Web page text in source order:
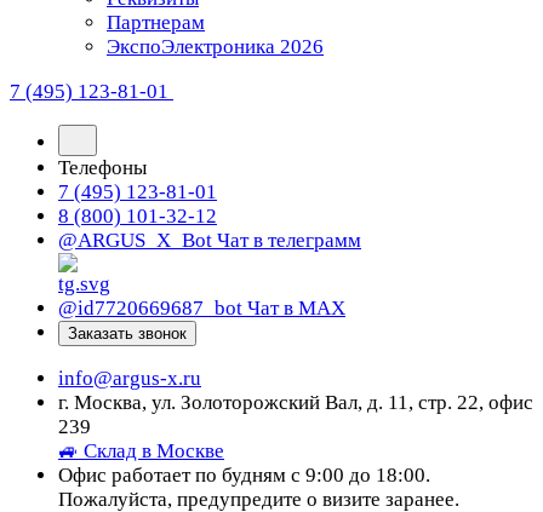
Партнерам
ЭкспоЭлектроника 2026
7 (495) 123-81-01
Телефоны
7 (495) 123-81-01
8 (800) 101-32-12
@ARGUS_X_Bot Чат в телеграмм
@id7720669687_bot Чат в МАХ
Заказать звонок
info@argus-x.ru
г. Москва, ул. Золоторожский Вал, д. 11, стр. 22, офис
239
🚙 Склад в Москве
Офис работает по будням с 9:00 до 18:00.
Пожалуйста, предупредите о визите заранее.